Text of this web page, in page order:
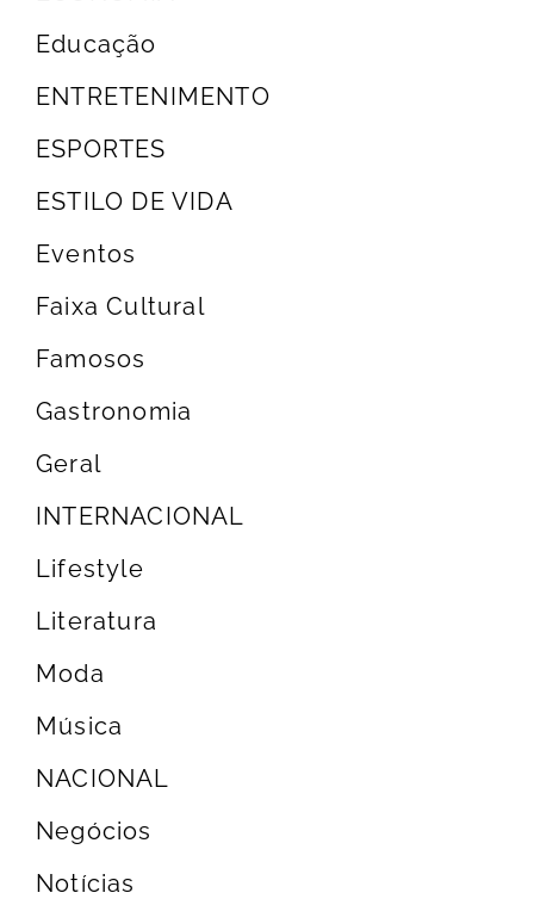
Educação
ENTRETENIMENTO
ESPORTES
ESTILO DE VIDA
Eventos
Faixa Cultural
Famosos
Gastronomia
Geral
INTERNACIONAL
Lifestyle
Literatura
Moda
Música
NACIONAL
Negócios
Notícias